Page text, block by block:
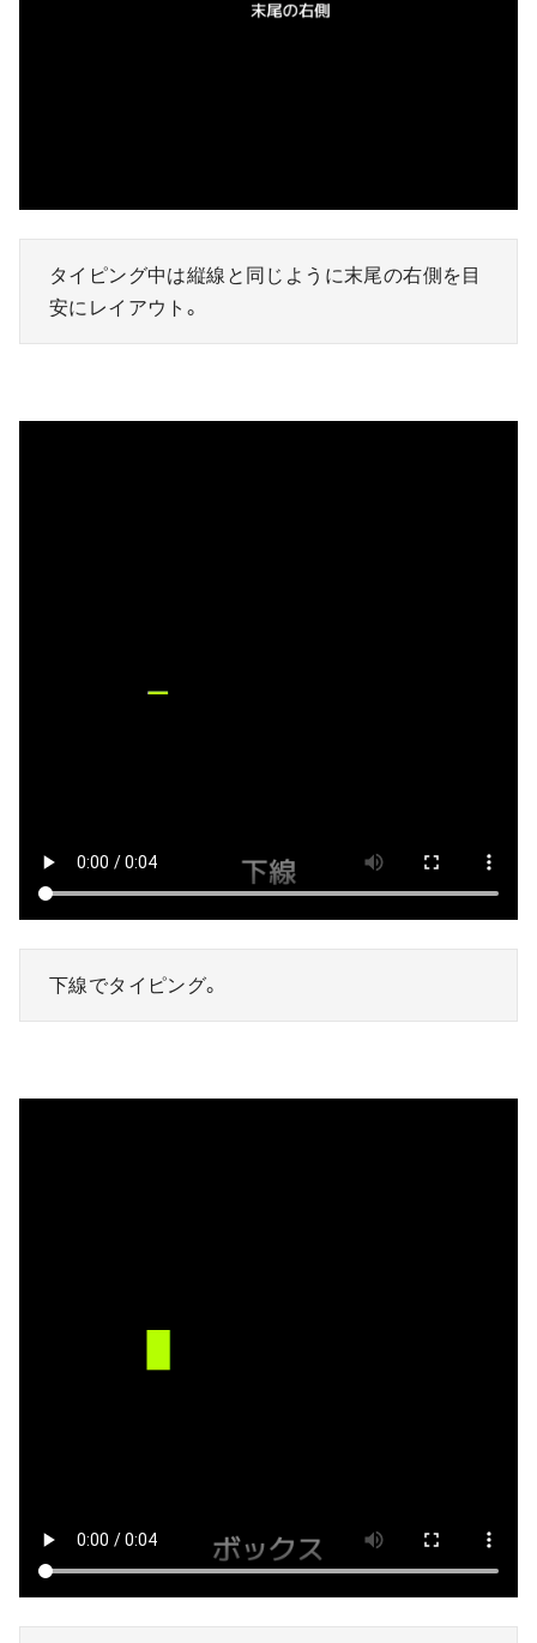
タイピング中は縦線と同じように末尾の右側を目
安にレイアウト。
下線でタイピング。